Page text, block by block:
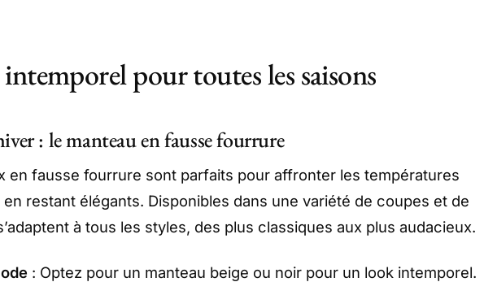
pour toutes les saisons
: le manteau en fausse fourrure
en fausse fourrure sont parfaits pour affronter les températures
restant élégants. Disponibles dans une variété de coupes et de
à tous les styles, des plus classiques aux plus audacieux.
: Optez pour un manteau beige ou noir pour un look intemporel.